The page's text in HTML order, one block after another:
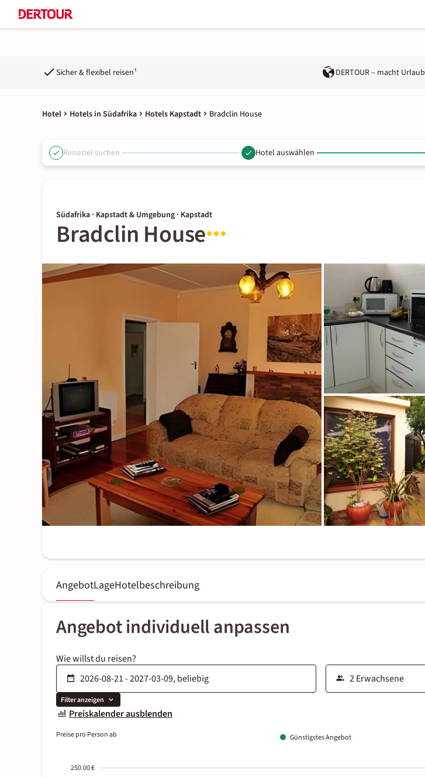
Sicher & flexibel reisen¹ DERTOUR – macht Urlaub
Hotel Hotels in Südafrika Hotels Kapstadt Bradclin House
Reiseziel suchen Hotel auswählen
Südafrika · Kapstadt & Umgebung · Kapstadt
Bradclin House
AngebotLageHotelbeschreibung
Angebot individuell anpassen
Wie willst du reisen?
Filter anzeigen
Preiskalender ausblenden
Preise pro Person ab Günstigstes Angebot
250.00 €